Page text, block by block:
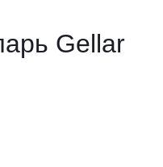
Gellar